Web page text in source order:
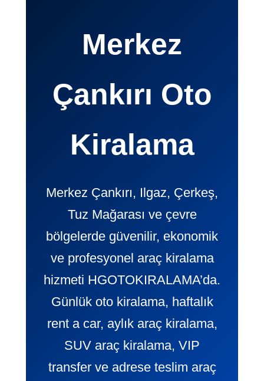
Merkez
Çankırı Oto
Kiralama
Merkez Çankırı, Ilgaz, Çerkeş,
Tuz Mağarası ve çevre
bölgelerde güvenilir, ekonomik
ve profesyonel araç kiralama
hizmeti HGOTOKIRALAMA’da.
Günlük oto kiralama, haftalık
rent a car, aylık araç kiralama,
SUV araç kiralama, VIP
transfer ve adrese teslim araç